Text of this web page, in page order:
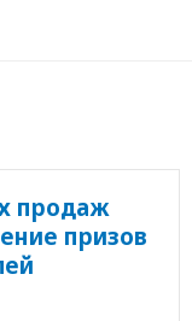
продаж
призов